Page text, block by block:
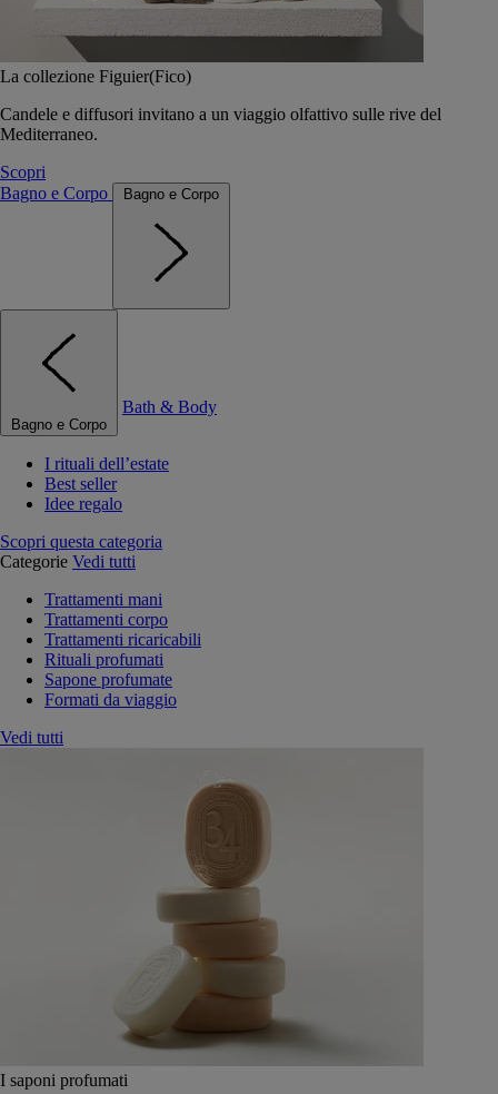
La collezione Figuier(Fico)
Candele e diffusori invitano a un viaggio olfattivo sulle rive del
Mediterraneo.
Scopri
Bagno e Corpo
Bagno e Corpo
Bagno e Corpo
Bath & Body
I rituali dell’estate
Best seller
Idee regalo
Scopri questa categoria
Categorie Vedi tutti
Trattamenti mani
Trattamenti corpo
Trattamenti ricaricabili
Rituali profumati
Sapone profumate
Formati da viaggio
Vedi tutti
I saponi profumati